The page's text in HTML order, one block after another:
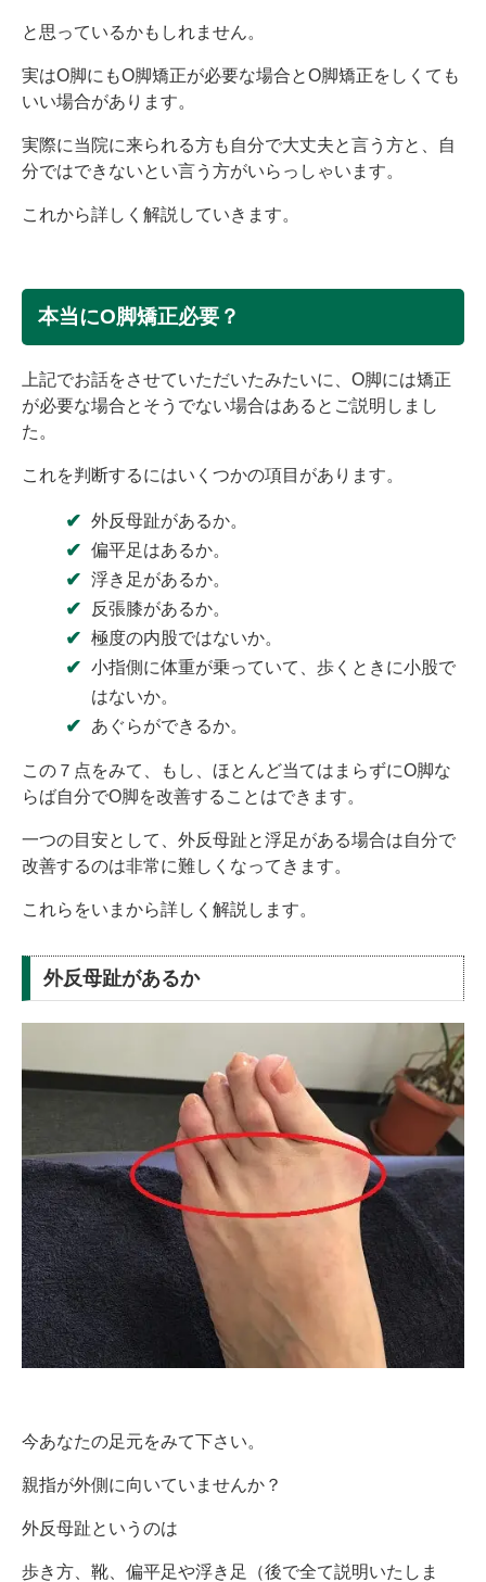
と思っているかもしれません。
実はO脚にもO脚矯正が必要な場合とO脚矯正をしくても
いい場合があります。
実際に当院に来られる方も自分で大丈夫と言う方と、自
分ではできないとい言う方がいらっしゃいます。
これから詳しく解説していきます。
本当にO脚矯正必要？
上記でお話をさせていただいたみたいに、O脚には矯正
が必要な場合とそうでない場合はあるとご説明しまし
た。
これを判断するにはいくつかの項目があります。
外反母趾があるか。
偏平足はあるか。
浮き足があるか。
反張膝があるか。
極度の内股ではないか。
小指側に体重が乗っていて、歩くときに小股で
はないか。
あぐらができるか。
この７点をみて、もし、ほとんど当てはまらずにO脚な
らば自分でO脚を改善することはできます。
一つの目安として、外反母趾と浮足がある場合は自分で
改善するのは非常に難しくなってきます。
これらをいまから詳しく解説します。
外反母趾があるか
今あなたの足元をみて下さい。
親指が外側に向いていませんか？
外反母趾というのは
歩き方、靴、偏平足や浮き足（後で全て説明いたしま